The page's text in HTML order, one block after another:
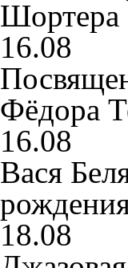
Шортера
16.08
Фёдора
16.08
Вася
18.08